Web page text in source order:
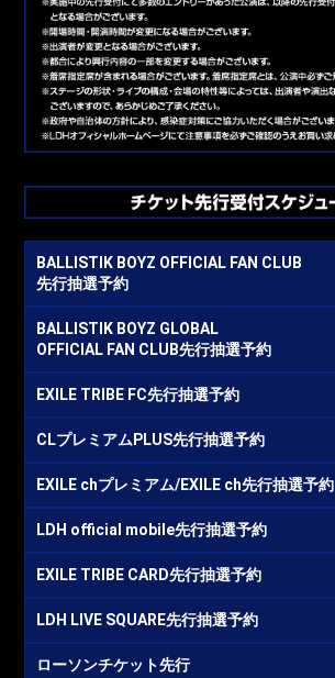
BALLISTIK BOYZ OFFICIAL FAN CLUB
先行抽選予約
BALLISTIK BOYZ GLOBAL
OFFICIAL FAN CLUB先行抽選予約
EXILE TRIBE FC先行抽選予約
CLプレミアムPLUS先行抽選予約
EXILE chプレミアム/EXILE ch先行抽選予約
LDH official mobile先行抽選予約
EXILE TRIBE CARD先行抽選予約
LDH LIVE SQUARE先行抽選予約
ローソンチケット先行